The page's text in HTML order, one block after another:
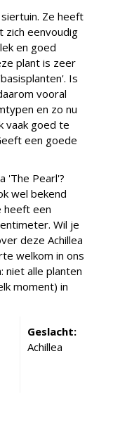
Ze heeft
zich eenvoudig
en goed
plant is zeer
Is
vooral
en zo nu
vaak goed te
een goede
'The Pearl'?
wel bekend
heeft een
Wil je
deze Achillea
welkom in ons
niet alle planten
moment) in
Geslacht:
Achillea